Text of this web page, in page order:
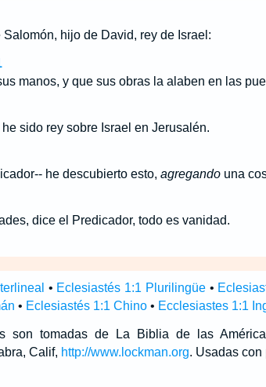
Salomón, hijo de David, rey de Israel:
manos, y que sus obras la alaben en las
sido rey sobre Israel en Jerusalén.
he descubierto esto, agregandouna
dice el Predicador, todo es vanidad.
• Eclesiastés 1:1 Plurilingüe•
• Eclesiastés 1:1 Chino• Ecclesiastes 1:1
son tomadas de La Biblia de las
Calif, http://www.lockman.org. Usadas con